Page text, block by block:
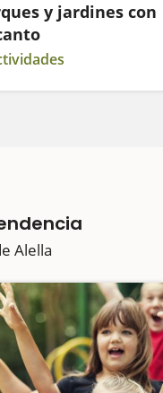
y jardines con
Alella